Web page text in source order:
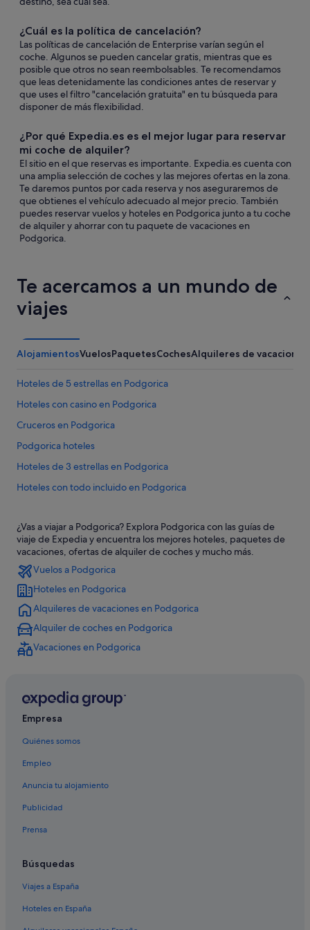
¿Cuál es la política de cancelación?
Las políticas de cancelación de Enterprise varían según el
coche. Algunos se pueden cancelar gratis, mientras que es
posible que otros no sean reembolsables. Te recomendamos
que leas detenidamente las condiciones antes de reservar y
que uses el filtro "cancelación gratuita" en tu búsqueda para
disponer de más flexibilidad.
¿Por qué Expedia.es es el mejor lugar para reservar
mi coche de alquiler?
El sitio en el que reservas es importante. Expedia.es cuenta con
una amplia selección de coches y las mejores ofertas en la zona.
Te daremos puntos por cada reserva y nos aseguraremos de
que obtienes el vehículo adecuado al mejor precio. También
puedes reservar vuelos y hoteles en Podgorica junto a tu coche
de alquiler y ahorrar con tu paquete de vacaciones en
Podgorica.
Te acercamos a un mundo de
viajes
AlojamientosVuelosPaquetesCochesAlquileres de vacaciones
Hoteles de 5 estrellas en Podgorica
Hoteles con casino en Podgorica
Cruceros en Podgorica
Podgorica hoteles
Hoteles de 3 estrellas en Podgorica
Hoteles con todo incluido en Podgorica
Hoteles con spa en Podgorica
Apartamentos en Podgorica
¿Vas a viajar a Podgorica? Explora Podgorica con las guías de
viaje de Expedia y encuentra los mejores hoteles, paquetes de
vacaciones, ofertas de alquiler de coches y mucho más.
Vuelos a Podgorica
Hoteles en Podgorica
Alquileres de vacaciones en Podgorica
Alquiler de coches en Podgorica
Vacaciones en Podgorica
Empresa
Quiénes somos
Empleo
Anuncia tu alojamiento
Publicidad
Prensa
Búsquedas
Viajes a España
Hoteles en España